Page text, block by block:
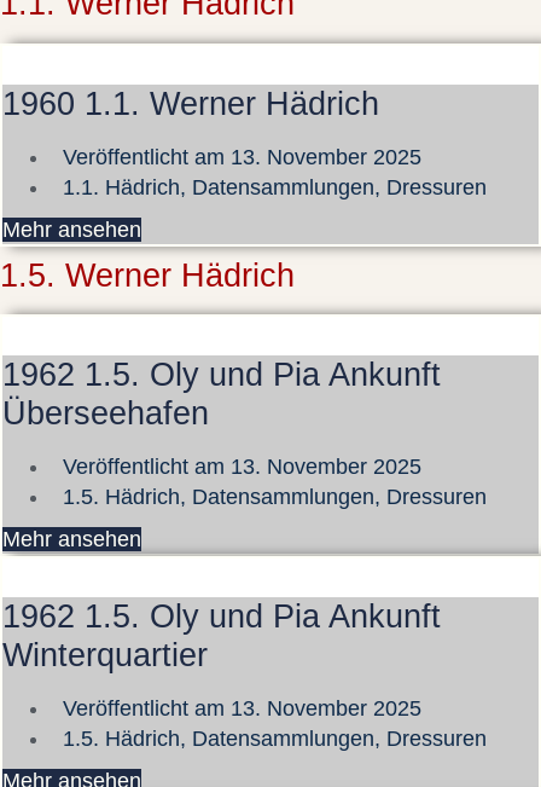
1960 1.1. Werner Hädrich
Veröffentlicht am 13. November 2025
1.1. Hädrich, Datensammlungen, Dressuren
Mehr ansehen
1.5. Werner Hädrich
1962 1.5. Oly und Pia Ankunft
Überseehafen
Veröffentlicht am 13. November 2025
1.5. Hädrich, Datensammlungen, Dressuren
Mehr ansehen
1962 1.5. Oly und Pia Ankunft
Winterquartier
Veröffentlicht am 13. November 2025
1.5. Hädrich, Datensammlungen, Dressuren
Mehr ansehen